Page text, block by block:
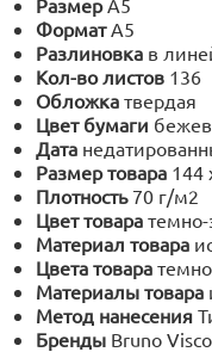
Размер А5
Формат А5
Разлиновка в
Кол-во листов 136
Обложка твердая
Цвет бумаги
Дата
Размер товара 144
Плотность 70 г/м2
Цвет товара
Материал товара
Цвета товара
Материалы товара
Метод нанесения
Бренды Bruno